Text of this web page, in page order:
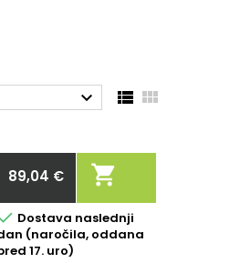
  
Cena
89,04 € 
 Dostava naslednji
(naročila, oddana
17. uro)